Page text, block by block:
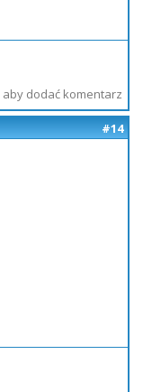
aby dodać komentarz
#14